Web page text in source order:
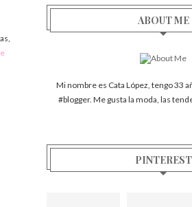
ABOUT ME
Mi nombre es Cata López, tengo 33
#blogger. Me gusta la moda, las
PINTEREST